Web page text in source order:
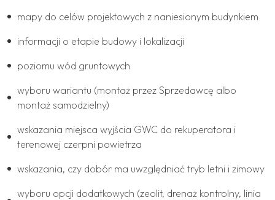
mapy do celów projektowych z naniesionym budynkiem
informacji o etapie budowy i lokalizacji
poziomu wód gruntowych
wyboru wariantu (montaż przez Sprzedawcę albo
montaż samodzielny)
wskazania miejsca wyjścia GWC do rekuperatora i
terenowej czerpni powietrza
wskazania, czy dobór ma uwzględniać tryb letni i zimowy
wyboru opcji dodatkowych (zeolit, drenaż kontrolny, linia